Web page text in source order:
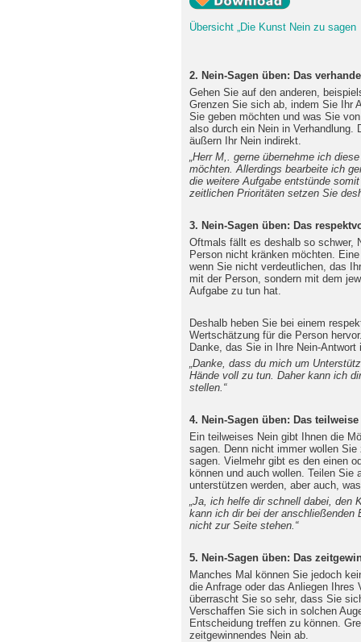
Übersicht „Die Kunst Nein zu sagen
2. Nein-Sagen üben: Das
Gehen Sie auf den anderen,
Grenzen Sie sich ab, indem Sie Ihr
Sie geben möchten und was Sie
also durch ein Nein in Verhandlung.
äußern Ihr Nein indirekt.
„Herr M,. gerne übernehme ich
möchten. Allerdings bearbeite ich
die weitere Aufgabe entstünde
zeitlichen Prioritäten setzen Sie
3. Nein-Sagen üben: Das
Oftmals fällt es deshalb so schwer,
Person nicht kränken möchten.
wenn Sie nicht verdeutlichen, das
mit der Person, sondern mit dem
Aufgabe zu tun hat.
Deshalb heben Sie bei einem
Wertschätzung für die Person
Danke, das Sie in Ihre Nein-Antwort
„Danke, dass du mich um
Hände voll zu tun. Daher kann ich
stellen.“
4. Nein-Sagen üben: Das teilweise
Ein teilweises Nein gibt Ihnen die
sagen. Denn nicht immer wollen
sagen. Vielmehr gibt es den einen
können und auch wollen. Teilen
unterstützen werden, aber auch,
„Ja, ich helfe dir schnell dabei, den
kann ich dir bei der anschließenden
nicht zur Seite stehen.“
5. Nein-Sagen üben: Das
Manches Mal können Sie jedoch
die Anfrage oder das Anliegen Ihres
überrascht Sie so sehr, dass Sie
Verschaffen Sie sich in solchen
Entscheidung treffen zu können.
zeitgewinnendes Nein ab.